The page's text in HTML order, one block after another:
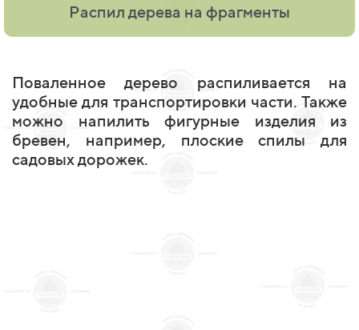
Распил дерева на фрагменты
Поваленное дерево распиливается на
удобные для транспортировки части. Также
можно напилить фигурные изделия из
бревен, например, плоские спилы для
садовых дорожек.